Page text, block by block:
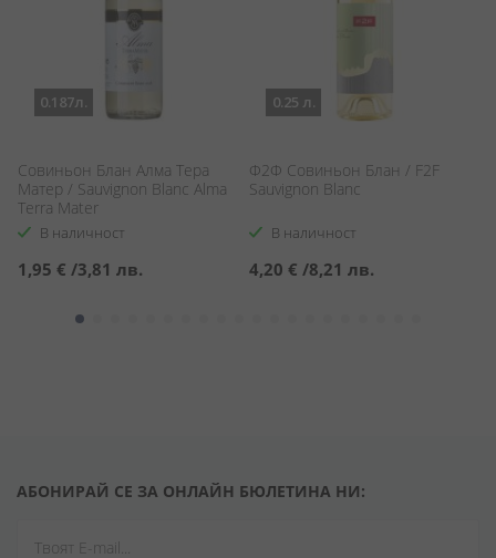
0.187л.
Совиньон Блан Алма Тера
Матер / Sauvignon Blanc Alma
Terra Mater
В наличност
1,95 € /3,81 лв.
0.25 л.
Ф2Ф Совиньон Блан / F2F
Sauvignon Blanc
В наличност
4,20 € /8,21 лв.
АБОНИРАЙ СЕ ЗА ОНЛАЙН БЮЛЕТИНА НИ: